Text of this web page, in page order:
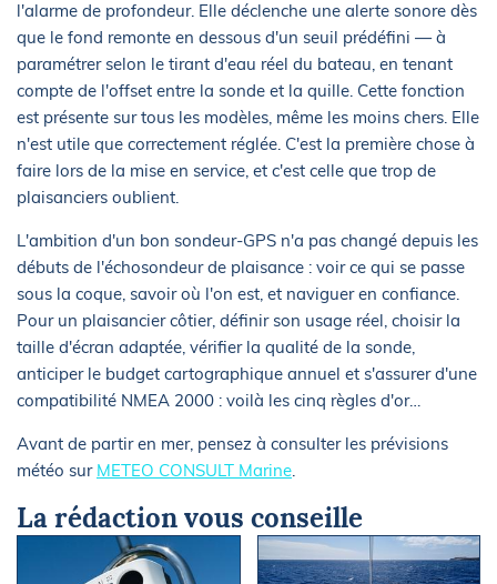
l'alarme de profondeur. Elle déclenche une alerte sonore dès
que le fond remonte en dessous d'un seuil prédéfini — à
paramétrer selon le tirant d'eau réel du bateau, en tenant
compte de l'offset entre la sonde et la quille. Cette fonction
est présente sur tous les modèles, même les moins chers. Elle
n'est utile que correctement réglée. C'est la première chose à
faire lors de la mise en service, et c'est celle que trop de
plaisanciers oublient.
L'ambition d'un bon sondeur-GPS n'a pas changé depuis les
débuts de l'échosondeur de plaisance : voir ce qui se passe
sous la coque, savoir où l'on est, et naviguer en confiance.
Pour un plaisancier côtier, définir son usage réel, choisir la
taille d'écran adaptée, vérifier la qualité de la sonde,
anticiper le budget cartographique annuel et s'assurer d'une
compatibilité NMEA 2000 : voilà les cinq règles d'or…
Avant de partir en mer, pensez à consulter les prévisions
météo sur METEO CONSULT Marine.
La rédaction vous conseille